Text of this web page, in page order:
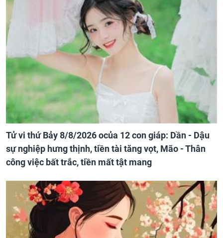
Tử vi thứ Bảy 8/8/2026 ocủa 12 con giáp: Dần - Dậu
sự nghiệp hưng thịnh, tiền tài tăng vọt, Mão - Thân
công việc bất trắc, tiền mất tật mang